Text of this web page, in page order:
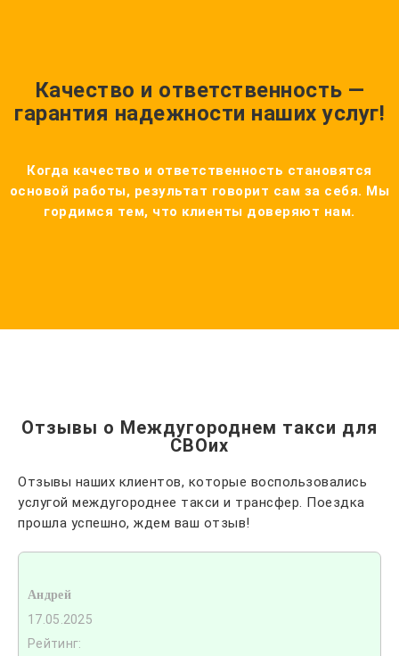
Качество и ответственность —
гарантия надежности наших услуг!
Когда качество и ответственность становятся
основой работы, результат говорит сам за себя. Мы
гордимся тем, что клиенты доверяют нам.
Отзывы о Междугороднем такси для
СВОих
Отзывы наших клиентов, которые воспользовались
услугой междугороднее такси и трансфер. Поездка
прошла успешно, ждем ваш отзыв!
Андрей
17.05.2025
Рейтинг: